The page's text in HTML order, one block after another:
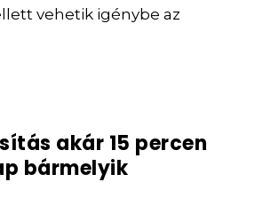
vehetik igénybe az
akár 15 percen
bármelyik